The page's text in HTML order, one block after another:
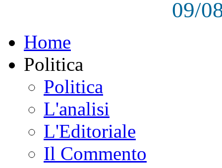
09/
Home
Politica
Politica
L'analisi
L'Editoriale
Il Commento